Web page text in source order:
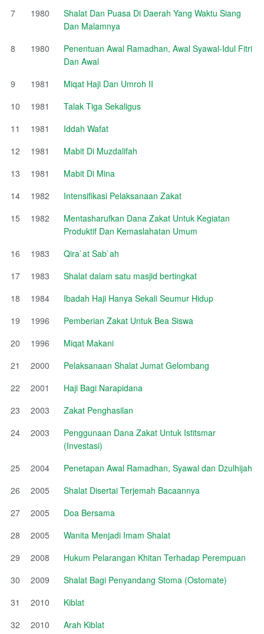
7
1980
Shalat Dan Puasa Di Daerah Yang Waktu Siang
Dan Malamnya
8
1980
Penentuan Awal Ramadhan, Awal Syawal-Idul Fitri
Dan Awal
9
1981
Miqat Haji Dan Umroh II
10
1981
Talak Tiga Sekaligus
11
1981
Iddah Wafat
12
1981
Mabit Di Muzdalifah
13
1981
Mabit Di Mina
14
1982
Intensifikasi Pelaksanaan Zakat
15
1982
Mentasharufkan Dana Zakat Untuk Kegiatan
Produktif Dan Kemaslahatan Umum
16
1983
Qira`at Sab`ah
17
1983
Shalat dalam satu masjid bertingkat
18
1984
Ibadah Haji Hanya Sekali Seumur Hidup
19
1996
Pemberian Zakat Untuk Bea Siswa
20
1996
Miqat Makani
21
2000
Pelaksanaan Shalat Jumat Gelombang
22
2001
Haji Bagi Narapidana
23
2003
Zakat Penghasilan
24
2003
Penggunaan Dana Zakat Untuk Istitsmar
(Investasi)
25
2004
Penetapan Awal Ramadhan, Syawal dan Dzulhijah
26
2005
Shalat Disertai Terjemah Bacaannya
27
2005
Doa Bersama
28
2005
Wanita Menjadi Imam Shalat
29
2008
Hukum Pelarangan Khitan Terhadap Perempuan
30
2009
Shalat Bagi Penyandang Stoma (Ostomate)
31
2010
Kiblat
32
2010 Arah Kiblat